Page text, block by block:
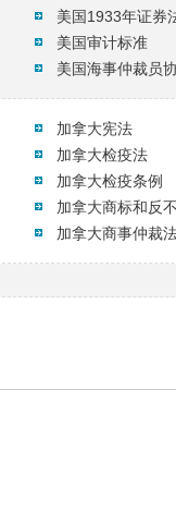
美国1933年证券
美国审计标准
美国海事仲裁员
加拿大宪法
加拿大检疫法
加拿大检疫条例
加拿大商标和反
加拿大商事仲裁